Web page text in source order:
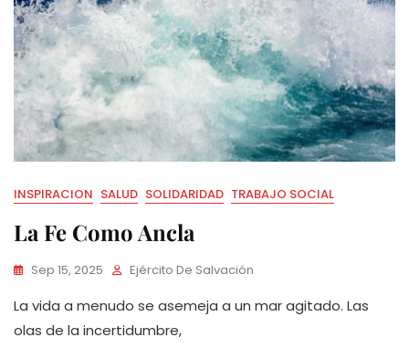
INSPIRACION SALUD SOLIDARIDAD TRABAJO SOCIAL
La Fe Como Ancla
Sep 15, 2025 Ejército De Salvación
La vida a menudo se asemeja a un mar agitado. Las
olas de la incertidumbre,